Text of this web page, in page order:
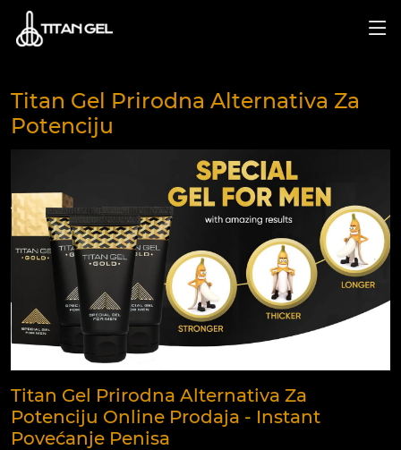
Titan Gel Prirodna Alternativa Za
Potenciju
Titan Gel Prirodna Alternativa Za
Potenciju Online Prodaja - Instant
Povećanje Penisa